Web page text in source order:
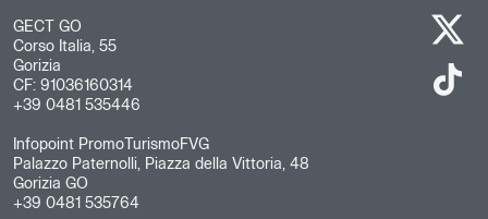
GECT GO
Corso Italia, 55
Gorizia
CF: 91036160314
+39 0481 535446
Infopoint PromoTurismoFVG
Palazzo Paternolli, Piazza della Vittoria, 48
Gorizia GO
+39 0481 535764